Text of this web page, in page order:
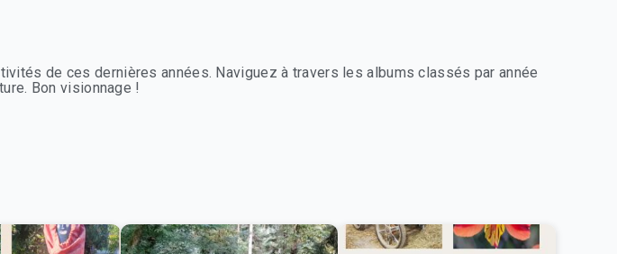
de ces dernières années. Naviguez à travers les albums classés par année
Bon visionnage !